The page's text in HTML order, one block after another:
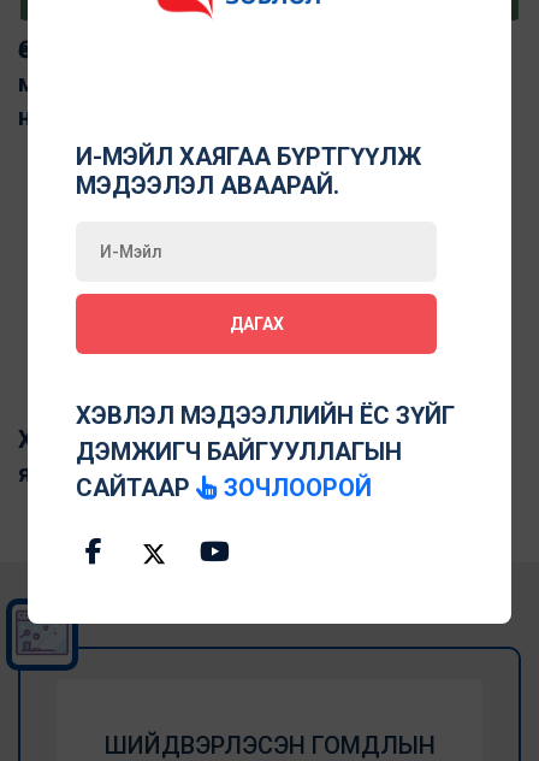
Өөрийн зохицуулалтаар дамжуулан хэвлэл
мэдээллийн хараат бус байдлыг дэмжих
нь
Хэвлэл мэдээллийн өөрийн зохицуулалт
яагаад чухал вэ
ШИЙДВЭРЛЭСЭН ГОМДЛЫН
И-МЭЙЛ ХАЯГАА БҮРТГҮҮЛЖ
МЭДЭЭЛЭЛ АВААРАЙ.
ДАГАХ
ХЭВЛЭЛ МЭДЭЭЛЛИЙН ЁС ЗҮЙГ
ДЭМЖИГЧ БАЙГУУЛЛАГЫН
САЙТААР
ЗОЧЛООРОЙ